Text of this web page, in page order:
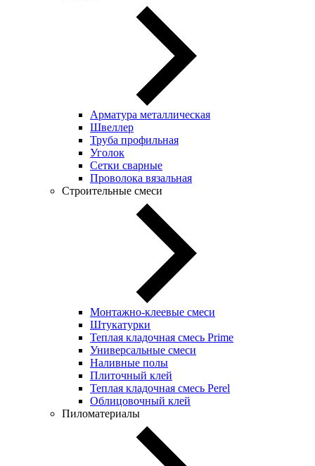
Арматура металлическая
Швеллер
Труба профильная
Уголок
Сетки сварные
Проволока вязальная
Строительные смеси
Монтажно-клеевые смеси
Штукатурки
Теплая кладочная смесь Prime
Универсальные смеси
Наливные полы
Плиточный клей
Теплая кладочная смесь Perel
Облицовочный клей
Пиломатериалы